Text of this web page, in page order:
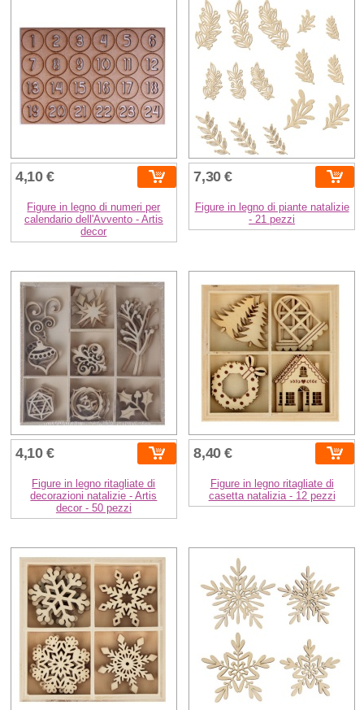
4,10 €
Figure in legno di numeri per
calendario dell'Avvento - Artis
decor
7,30 €
Figure in legno di piante natalizie
- 21 pezzi
4,10 €
Figure in legno ritagliate di
decorazioni natalizie - Artis
decor - 50 pezzi
8,40 €
Figure in legno ritagliate di
casetta natalizia - 12 pezzi